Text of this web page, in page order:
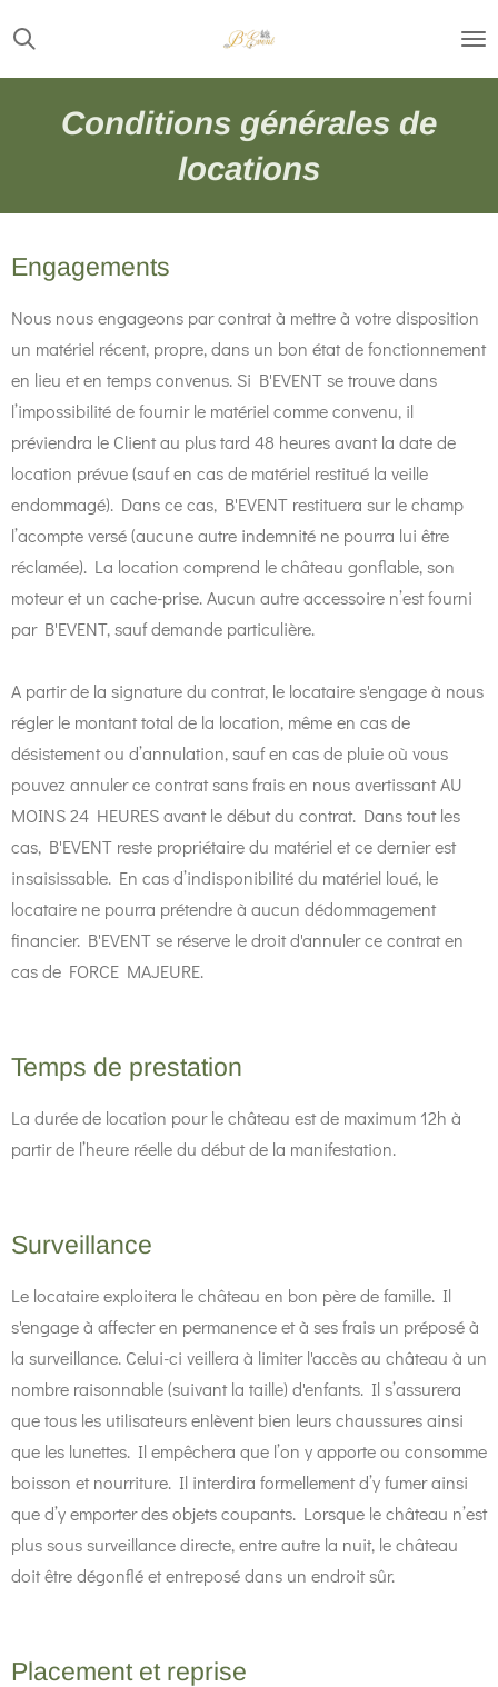
Passer
principalConditions générales de
locations
Engagements
Nous nous engageons par contrat à mettre à votre disposition
un matériel récent, propre, dans un bon état de fonctionnement
en lieu et en temps convenus. Si B'EVENTse trouve dans
l’impossibilité de fournir le matériel comme convenu, il
préviendra le Client au plus tard 48 heures avant la date de
location prévue (sauf en cas de matériel restitué la veille
endommagé). Dans ce cas, B'EVENT restituera sur le champ
l’acompte versé (aucune autre indemnité ne pourra lui être
réclamée). La location comprend le château gonflable, son
moteur et un cache-prise. Aucun autre accessoire n’est fourni
par B'EVENT, sauf demande particulière.
A partir de la signature du contrat, le locataire s'engage à nous
régler le montant total de la location, même en cas de
désistement ou d’annulation, sauf en cas de pluie où vous
pouvez annuler ce contrat sans frais en nous avertissant AU
MOINS 24 HEURES avant le début du contrat. Dans tout les
cas, B'EVENT reste propriétaire du matériel et ce dernier est
insaisissable. En cas d’indisponibilité du matériel loué, le
locataire ne pourra prétendre à aucun dédommagement
financier. B'EVENT se réserve le droit d'annuler ce contrat en
cas de FORCE MAJEURE.
Temps de prestation
La durée de location pour le château est de maximum 12h à
partir de l’heure réelle du début de la manifestation.
Surveillance
Le locataire exploitera le château en bon père de famille. Il
s'engage à affecter en permanence et à ses frais un préposé à
la surveillance. Celui-ci veillera à limiter l'accès au château à un
nombre raisonnable (suivant la taille) d'enfants. Il s’assurera
que tous les utilisateurs enlèvent bien leurs chaussures ainsi
que les lunettes. Il empêchera que l’on y apporte ou consomme
boisson et nourriture. Il interdira formellement d’y fumer ainsi
que d’y emporter des objets coupants. Lorsque le château n’est
plus sous surveillance directe, entre autre la nuit, le château
doit être dégonflé et entreposé dans un endroit sûr.
Placement et reprise